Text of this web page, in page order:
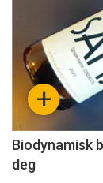
akkurat
nå
-
+
Biodynamisk
deg